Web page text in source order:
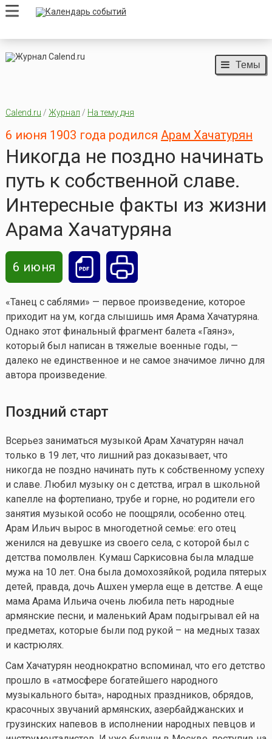
Темы
Calend.ru / Журнал / На тему дня
6 июня 1903 года родился Арам Хачатурян
Никогда не поздно начинать
путь к собственной славе.
Интересные факты из жизни
Арама Хачатуряна
6 июня
«Танец с саблями» — первое произведение, которое
приходит на ум, когда слышишь имя Арама Хачатуряна.
Однако этот финальный фрагмент балета «Гаянэ»,
который был написан в тяжелые военные годы, —
далеко не единственное и не самое значимое лично для
автора произведение.
Поздний старт
Всерьез заниматься музыкой Арам Хачатурян начал
только в 19 лет, что лишний раз доказывает, что
никогда не поздно начинать путь к собственному успеху
и славе. Любил музыку он с детства, играл в школьной
капелле на фортепиано, трубе и горне, но родители его
занятия музыкой особо не поощряли, особенно отец.
Арам Ильич вырос в многодетной семье: его отец
женился на девушке из своего села, с которой был с
детства помолвлен. Кумаш Саркисовна была младше
мужа на 10 лет. Она была домохозяйкой, родила пятерых
детей, правда, дочь Ашхен умерла еще в детстве. А еще
мама Арама Ильича очень любила петь народные
армянские песни, и маленький Арам подыгрывал ей на
предметах, которые были под рукой – на медных тазах
и кастрюлях.
Сам Хачатурян неоднократно вспоминал, что его детство
прошло в «атмосфере богатейшего народного
музыкального быта», народных праздников, обрядов,
красочных звучаний армянских, азербайджанских и
грузинских напевов в исполнении народных певцов и